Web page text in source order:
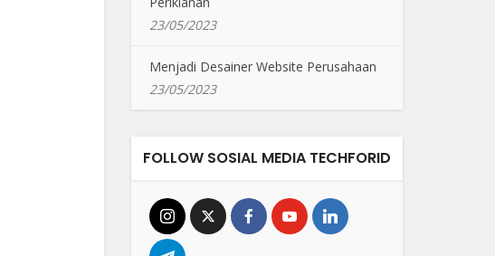
23/05/2023
Menjadi Desainer Website Perusahaan
23/05/2023
FOLLOW SOSIAL MEDIA TECHFORID